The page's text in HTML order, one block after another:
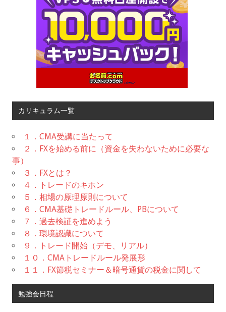
カリキュラム一覧
１．CMA受講に当たって
２．FXを始める前に（資金を失わないために必要な
事）
３．FXとは？
４．トレードのキホン
５．相場の原理原則について
６．CMA基礎トレードルール、PBについて
７．過去検証を進めよう
８．環境認識について
９．トレード開始（デモ、リアル）
１０．CMAトレードルール発展形
１１．FX節税セミナー＆暗号通貨の税金に関して
勉強会日程